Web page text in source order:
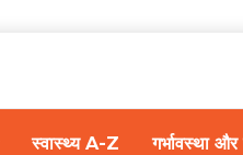
स्वास्थ्य A-Z गर्भावस्था और